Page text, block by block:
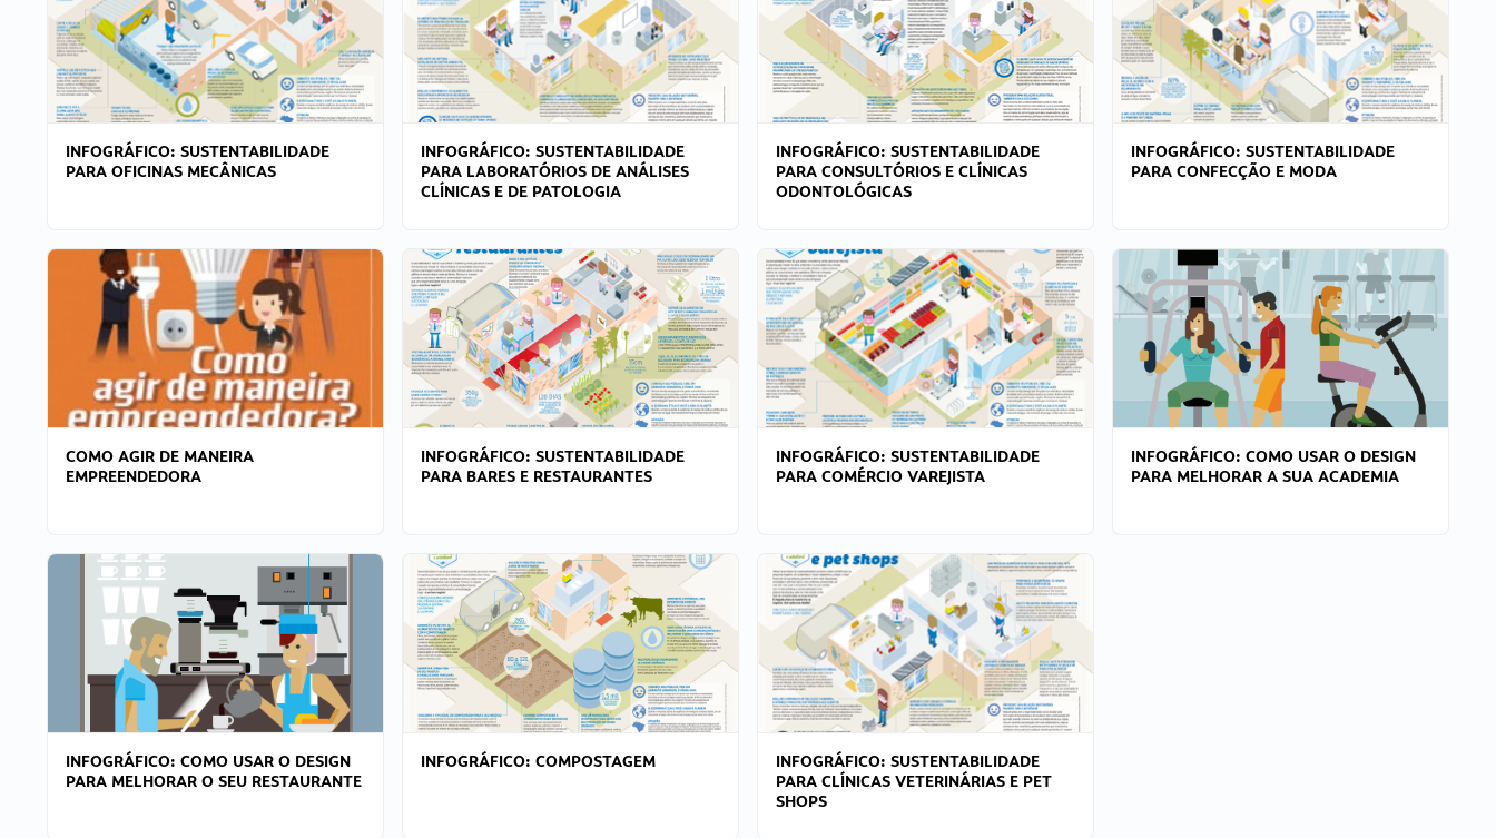
INFOGRÁFICO: SUSTENTABILIDADE
PARA OFICINAS MECÂNICAS
INFOGRÁFICO: SUSTENTABILIDADE
PARA LABORATÓRIOS DE ANÁLISES
CLÍNICAS E DE PATOLOGIA
INFOGRÁFICO: SUSTENTABILIDADE
PARA CONSULTÓRIOS E CLÍNICAS
ODONTOLÓGICAS
INFOGRÁFICO: SUSTENTABILIDADE
PARA CONFECÇÃO E MODA
COMO AGIR DE MANEIRA
EMPREENDEDORA
INFOGRÁFICO: SUSTENTABILIDADE
PARA BARES E RESTAURANTES
INFOGRÁFICO: SUSTENTABILIDADE
PARA COMÉRCIO VAREJISTA
INFOGRÁFICO: COMO USAR O DESIGN
PARA MELHORAR A SUA ACADEMIA
INFOGRÁFICO: COMO USAR O DESIGN
PARA MELHORAR O SEU RESTAURANTE
INFOGRÁFICO: COMPOSTAGEM
INFOGRÁFICO: SUSTENTABILIDADE
PARA CLÍNICAS VETERINÁRIAS E PET
SHOPS